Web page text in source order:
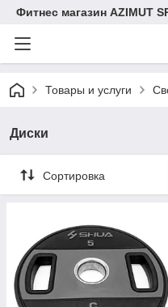
Фитнес магазин AZIMUT
Товары и услуги
Диски
Сортировка